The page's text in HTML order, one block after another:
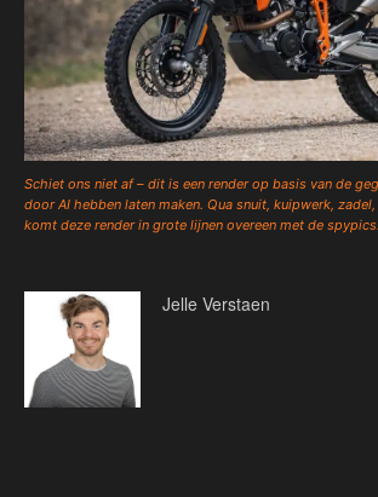
Schiet ons niet af – dit is een render op basis van de
door AI hebben laten maken. Qua snuit, kuipwerk,
komt deze render in grote lijnen overeen met de spypics.
Jelle Verstaen